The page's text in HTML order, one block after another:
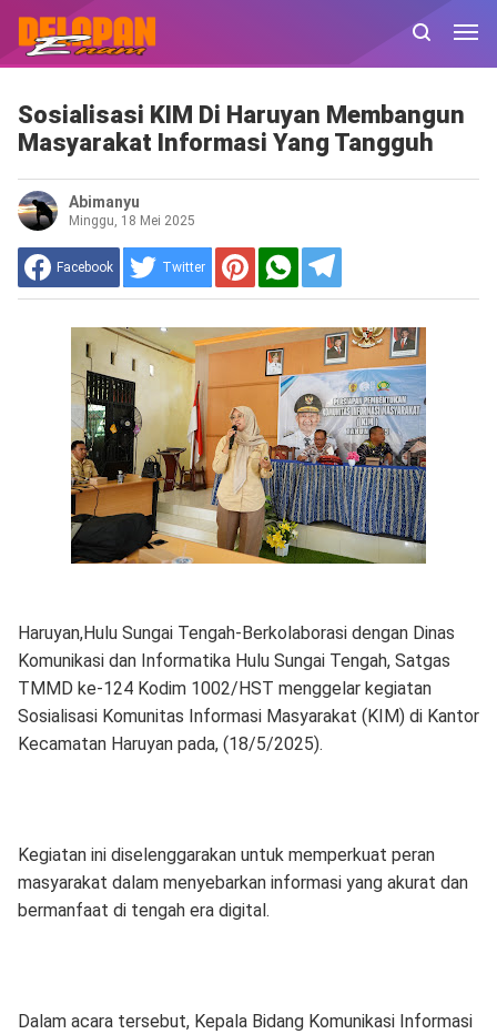
Sosialisasi KIM Di Haruyan Membangun
Masyarakat Informasi Yang Tangguh
Abimanyu
Minggu, 18 Mei 2025
Facebook Twitter
Haruyan,Hulu Sungai Tengah-Berkolaborasi dengan Dinas
Komunikasi dan Informatika Hulu Sungai Tengah, Satgas
TMMD ke-124 Kodim 1002/HST menggelar kegiatan
Sosialisasi Komunitas Informasi Masyarakat (KIM) di Kantor
Kecamatan Haruyan pada, (18/5/2025).
Kegiatan ini diselenggarakan untuk memperkuat peran
masyarakat dalam menyebarkan informasi yang akurat dan
bermanfaat di tengah era digital.
Dalam acara tersebut, Kepala Bidang Komunikasi Informasi